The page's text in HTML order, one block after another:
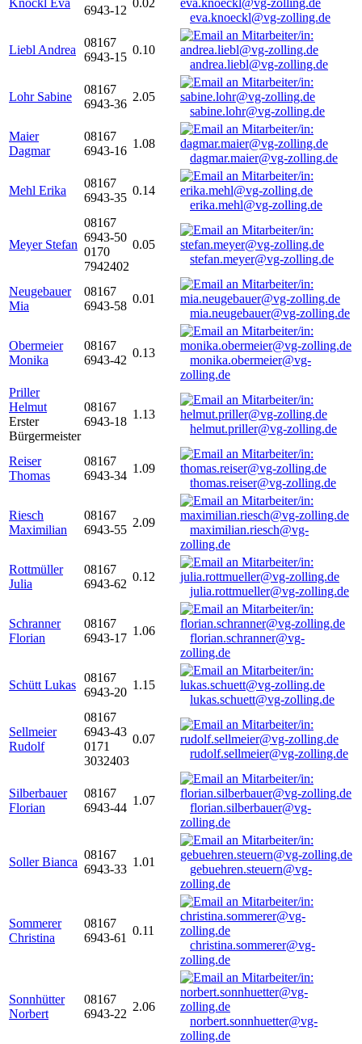
Knöckl Eva
6943-12
0.02
eva.knoeckl@vg-zolling.de
Liebl Andrea
08167
6943-15
0.10
andrea.liebl@vg-zolling.de
Lohr Sabine
08167
6943-36
2.05
sabine.lohr@vg-zolling.de
Maier
Dagmar
08167
6943-16
1.08
dagmar.maier@vg-zolling.de
Mehl Erika
08167
6943-35
0.14
erika.mehl@vg-zolling.de
Meyer Stefan
08167
6943-50
0170
7942402
0.05
stefan.meyer@vg-zolling.de
Neugebauer
Mia
08167
6943-58
0.01
mia.neugebauer@vg-zolling.de
Obermeier
Monika
08167
6943-42
0.13
monika.obermeier@vg-
zolling.de
Priller
Helmut
Erster
Bürgermeister
08167
6943-18
1.13
helmut.priller@vg-zolling.de
Reiser
Thomas
08167
6943-34
1.09
thomas.reiser@vg-zolling.de
Riesch
Maximilian
08167
6943-55
2.09
maximilian.riesch@vg-
zolling.de
Rottmüller
Julia
08167
6943-62
0.12
julia.rottmueller@vg-zolling.de
Schranner
Florian
08167
6943-17
1.06
florian.schranner@vg-
zolling.de
Schütt Lukas
08167
6943-20
1.15
lukas.schuett@vg-zolling.de
Sellmeier
Rudolf
08167
6943-43
0171
3032403
0.07
rudolf.sellmeier@vg-zolling.de
Silberbauer
Florian
08167
6943-44
1.07
florian.silberbauer@vg-
zolling.de
Soller Bianca
08167
6943-33
1.01
gebuehren.steuern@vg-
zolling.de
Sommerer
Christina
08167
6943-61
0.11
christina.sommerer@vg-
zolling.de
Sonnhütter
Norbert
08167
6943-22
2.06
norbert.sonnhuetter@vg-
zolling.de